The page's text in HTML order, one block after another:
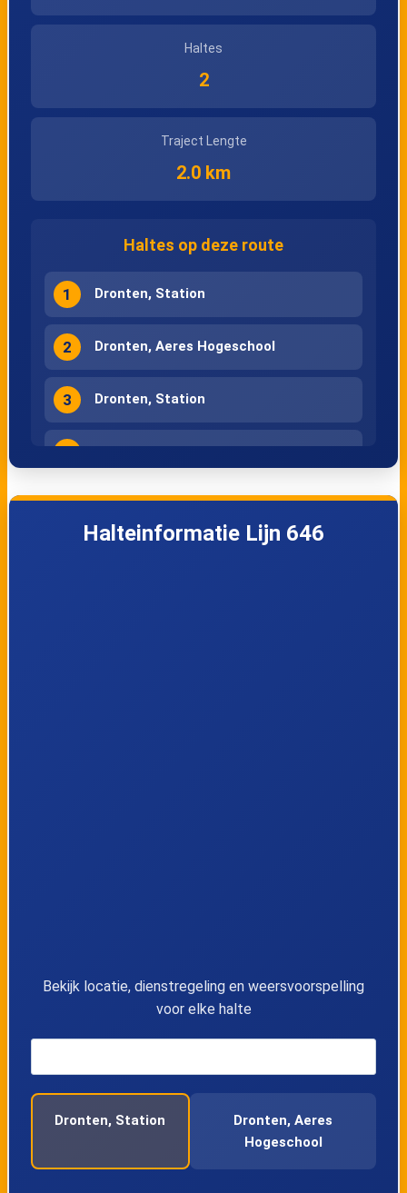
Haltes
2
Traject Lengte
2.0 km
Haltes op deze route
1 Dronten, Station
2 Dronten, Aeres Hogeschool
3 Dronten, Station
4 Dronten, Aeres Hogeschool
Halteinformatie Lijn 646
Bekijk locatie, dienstregeling en weersvoorspelling
voor elke halte
Dronten, Station
Dronten, Aeres
Hogeschool